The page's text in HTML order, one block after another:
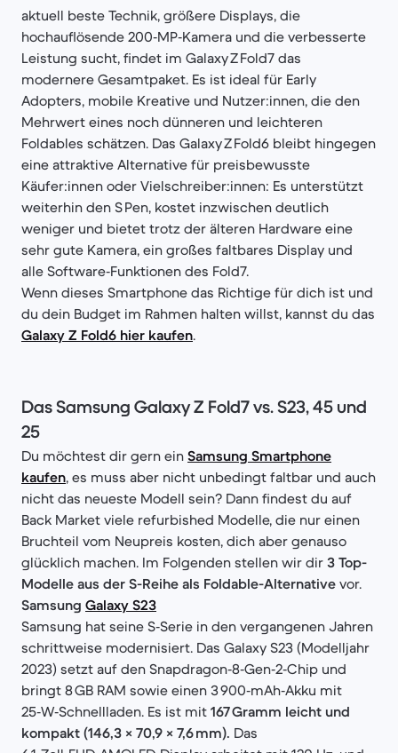
aktuell beste Technik, größere Displays, die
hochauflösende 200‑MP‑Kamera und die verbesserte
Leistung sucht, findet im Galaxy Z Fold7 das
modernere Gesamtpaket. Es ist ideal für Early
Adopters, mobile Kreative und Nutzer:innen, die den
Mehrwert eines noch dünneren und leichteren
Foldables schätzen. Das Galaxy Z Fold6 bleibt hingegen
eine attraktive Alternative für preisbewusste
Käufer:innen oder Vielschreiber:innen: Es unterstützt
weiterhin den S Pen, kostet inzwischen deutlich
weniger und bietet trotz der älteren Hardware eine
sehr gute Kamera, ein großes faltbares Display und
alle Software‑Funktionen des Fold7.
Wenn dieses Smartphone das Richtige für dich ist und
du dein Budget im Rahmen halten willst, kannst du das
Galaxy Z Fold6 hier kaufen.
Das Samsung Galaxy Z Fold7 vs. S23, 45 und
25
Du möchtest dir gern ein Samsung Smartphone
kaufen, es muss aber nicht unbedingt faltbar und auch
nicht das neueste Modell sein? Dann findest du auf
Back Market viele refurbished Modelle, die nur einen
Bruchteil vom Neupreis kosten, dich aber genauso
glücklich machen. Im Folgenden stellen wir dir 3 Top-
Modelle aus der S-Reihe als Foldable-Alternative vor.
Samsung Galaxy S23
Samsung hat seine S‑Serie in den vergangenen Jahren
schrittweise modernisiert. Das Galaxy S23 (Modelljahr
2023) setzt auf den Snapdragon‑8‑Gen‑2‑Chip und
bringt 8 GB RAM sowie einen 3 900‑mAh‑Akku mit
25‑W‑Schnellladen. Es ist mit 167 Gramm leicht und
kompakt (146,3 × 70,9 × 7,6 mm). Das